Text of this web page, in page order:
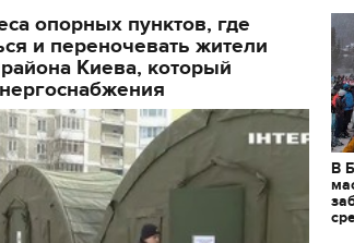
опорных пунктов, где
и переночевать жители
Киева, который
В